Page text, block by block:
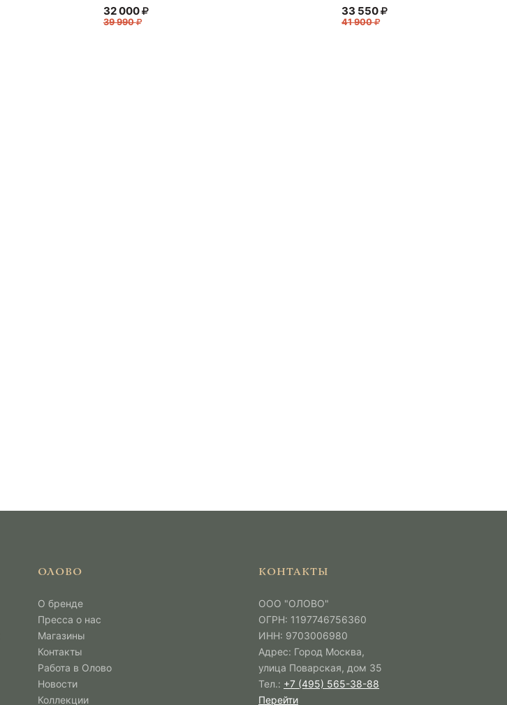
39 990
32 000
41 900
33 550
ОЛОВО
О бренде
Пресса о нас
Магазины
Контакты
Работа в Олово
Новости
Коллекции
КОНТАКТЫ
ООО "ОЛОВО"
ОГРН: 1197746756360
ИНН: 9703006980
Адрес: Город Москва,
улица Поварская, дом 35
Тел.: +7 (495) 565-38-88
Перейти